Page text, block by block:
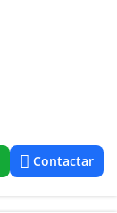
Contactar